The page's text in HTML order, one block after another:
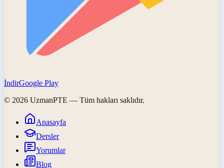
İndirGoogle Play
© 2026 UzmanPTE — Tüm hakları saklıdır.
Anasayfa
Dersler
Yorumlar
Blog